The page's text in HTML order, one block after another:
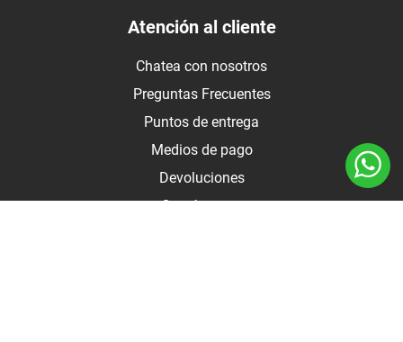
Atención al cliente
Chatea con nosotros
Preguntas Frecuentes
Puntos de entrega
Medios de pago
Devoluciones
Contáctanos